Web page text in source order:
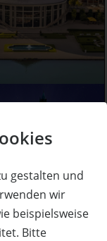
gestalten und
wir
beispielsweise
Bitte